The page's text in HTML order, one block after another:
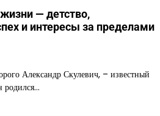
— детство,
и интересы за пределами
Александр Скулевич, – известный
родился…